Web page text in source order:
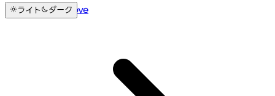
ライト ダーク
YosakoiLove